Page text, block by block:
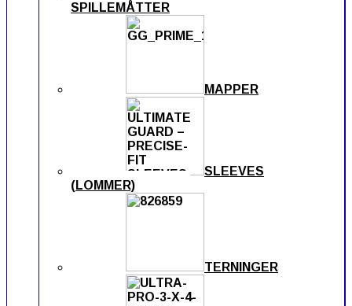
SPILLEMÅTTER
MAPPER
SLEEVES
(LOMMER)
TERNINGER